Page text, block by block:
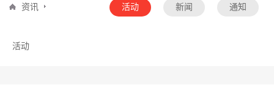
资讯
活动
通知
新闻
活动